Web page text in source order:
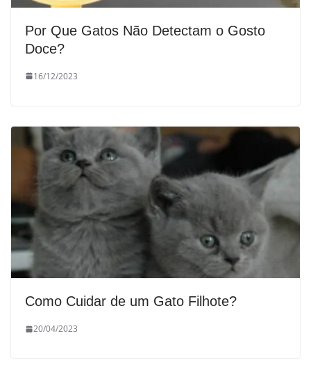
Por Que Gatos Não Detectam o Gosto
Doce?
16/12/2023
Como Cuidar de um Gato Filhote?
20/04/2023